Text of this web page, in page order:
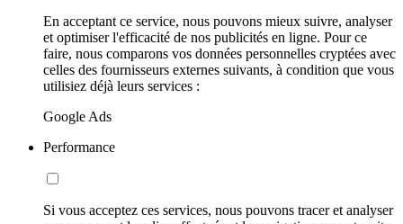
En acceptant ce service, nous pouvons mieux suivre, analyser
et optimiser l'efficacité de nos publicités en ligne. Pour ce
faire, nous comparons vos données personnelles cryptées avec
celles des fournisseurs externes suivants, à condition que vous
utilisiez déjà leurs services :
Google Ads
Performance
Si vous acceptez ces services, nous pouvons tracer et analyser